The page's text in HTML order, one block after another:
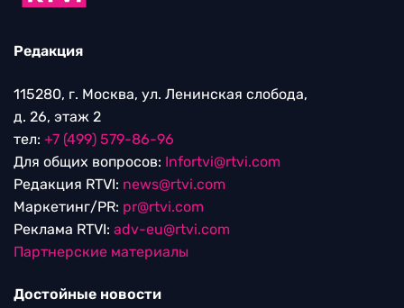
Редакция
115280, г. Москва, ул. Ленинская слобода,
д. 26, этаж 2
тел: +7 (499) 579-86-96
Для общих вопросов: Infortvi@rtvi.com
Редакция RTVI: news@rtvi.com
Маркетинг/PR: pr@rtvi.com
Реклама RTVI: adv-eu@rtvi.com
Партнерские материалы
Достойные новости